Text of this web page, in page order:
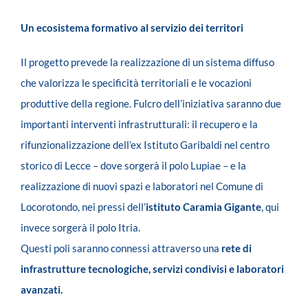
Un ecosistema formativo al servizio dei territori
Il progetto prevede la realizzazione di un sistema diffuso
che valorizza le specificità territoriali e le vocazioni
produttive della regione. Fulcro dell’iniziativa saranno due
importanti interventi infrastrutturali: il recupero e la
rifunzionalizzazione dell’ex Istituto Garibaldi nel centro
storico di Lecce – dove sorgerà il polo Lupiae – e la
realizzazione di nuovi spazi e laboratori nel Comune di
Locorotondo, nei pressi dell’istituto Caramia Gigante, qui
invece sorgerà il polo Itria.
Questi poli saranno connessi attraverso una rete di
infrastrutture tecnologiche, servizi condivisi e laboratori
avanzati.